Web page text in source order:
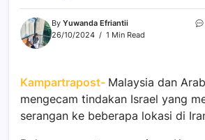
By Yuwanda Efriantii
26/10/2024
1 Min Read
Kampartrapost- Malaysia dan
mengecam tindakan Israel yang
serangan ke beberapa lokasi di